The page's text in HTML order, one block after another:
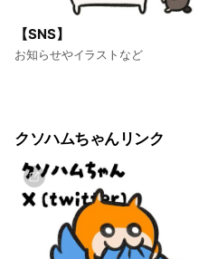
【SNS】
お知らせやイラストなど
クソハムちゃんリンク